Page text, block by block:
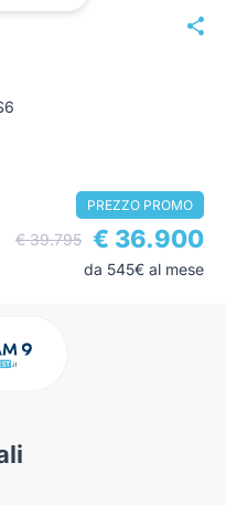
PREZZO PROMO
€ 39.795 € 36.900
da 545€ al mese